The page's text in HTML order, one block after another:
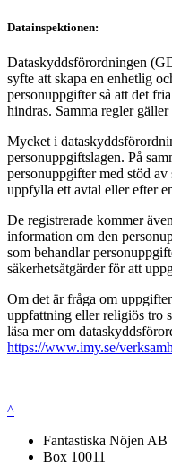
Datainspektionen:
Dataskyddsförordningen
syfte att skapa en enhetlig
personuppgifter så att det
hindras. Samma regler
Mycket i
personuppgiftslagen. På
personuppgifter med stöd
uppfylla ett avtal eller efter
De registrerade kommer
information om den
som behandlar
säkerhetsåtgärder för att
Om det är fråga om
uppfattning eller religiös tro
läsa mer om
https://www.imy.se/
^
Fantastiska Nöjen AB
Box 10011